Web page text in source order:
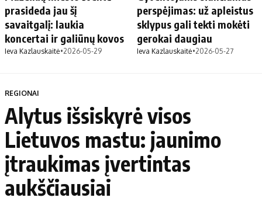
prasideda jau šį
savaitgalį: laukia
koncertai ir galiūnų kovos
Ieva Kazlauskaitė•2026-05-29
perspėjimas: už apleistus
sklypus gali tekti mokėti
gerokai daugiau
Ieva Kazlauskaitė•2026-05-27
REGIONAI
Alytus išsiskyrė visos
Lietuvos mastu: jaunimo
įtraukimas įvertintas
aukščiausiai